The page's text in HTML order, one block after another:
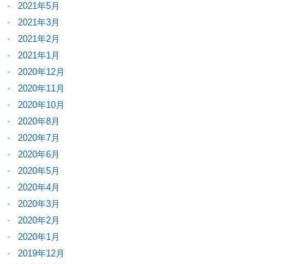
2021年5月
2021年3月
2021年2月
2021年1月
2020年12月
2020年11月
2020年10月
2020年8月
2020年7月
2020年6月
2020年5月
2020年4月
2020年3月
2020年2月
2020年1月
2019年12月